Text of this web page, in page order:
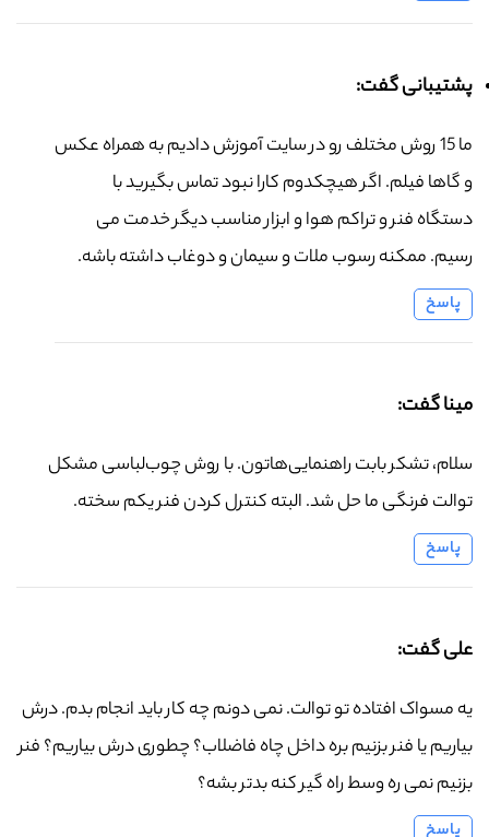
پشتیبانی گفت:
ما 15 روش مختلف رو در سایت آموزش دادیم به همراه عکس
و گاها فیلم. اگر هیچکدوم کارا نبود تماس بگیرید با
دستگاه فنر و تراکم هوا و ابزار مناسب دیگر خدمت می
رسیم. ممکنه رسوب ملات و سیمان و دوغاب داشته باشه.
پاسخ
مینا گفت:
سلام، تشکر بابت راهنمایی‌هاتون. با روش چوب‌لباسی مشکل
توالت فرنگی ما حل شد. البته کنترل کردن فنر یکم سخته.
پاسخ
علی گفت:
یه مسواک افتاده تو توالت. نمی دونم چه کار باید انجام بدم. درش
بیاریم یا فنر بزنیم بره داخل چاه فاضلاب؟ چطوری درش بیاریم؟ فنر
بزنیم نمی ره وسط راه گیر کنه بدتر بشه؟
پاسخ